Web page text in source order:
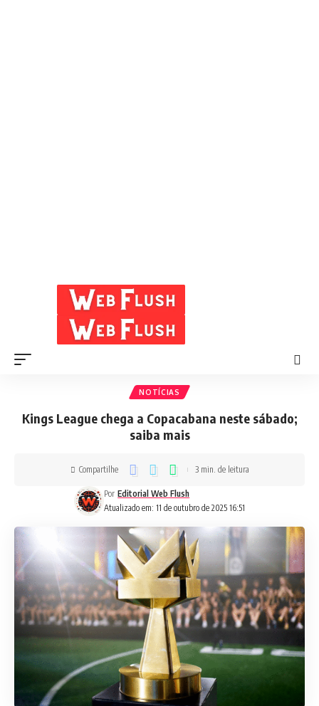
NOTÍCIAS
Kings League chega a Copacabana neste sábado;
saiba mais
Atualizado em: 11 de outubro de 2025 16:51
Por Editorial Web Flush
Compartilhe 3 min. de leitura